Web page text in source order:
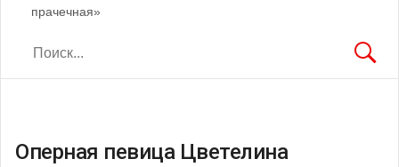
прачечная»
Оперная певица Цветелина